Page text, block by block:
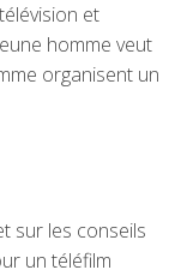
et
homme veut
organisent un
sur les conseils
un téléfilm